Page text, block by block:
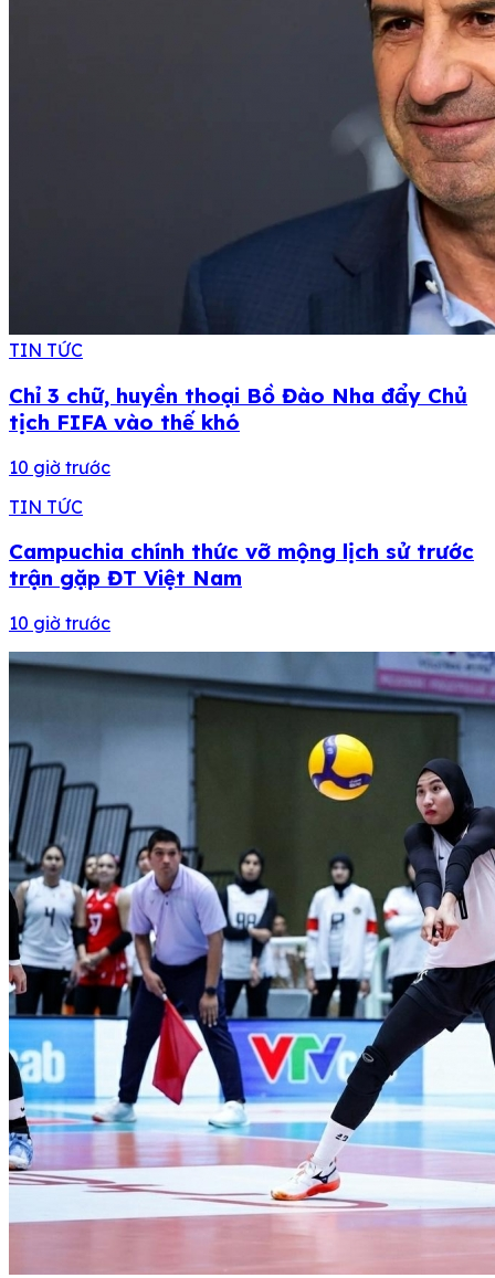
TIN TỨC
Chỉ 3 chữ, huyền thoại Bồ Đào Nha đẩy Chủ
tịch FIFA vào thế khó
10 giờ trước
TIN TỨC
Campuchia chính thức vỡ mộng lịch sử trước
trận gặp ĐT Việt Nam
10 giờ trước